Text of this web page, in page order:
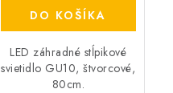
DO KOŠÍKA
LED záhradné stĺpikové
svietidlo GU10, štvorcové,
80cm.